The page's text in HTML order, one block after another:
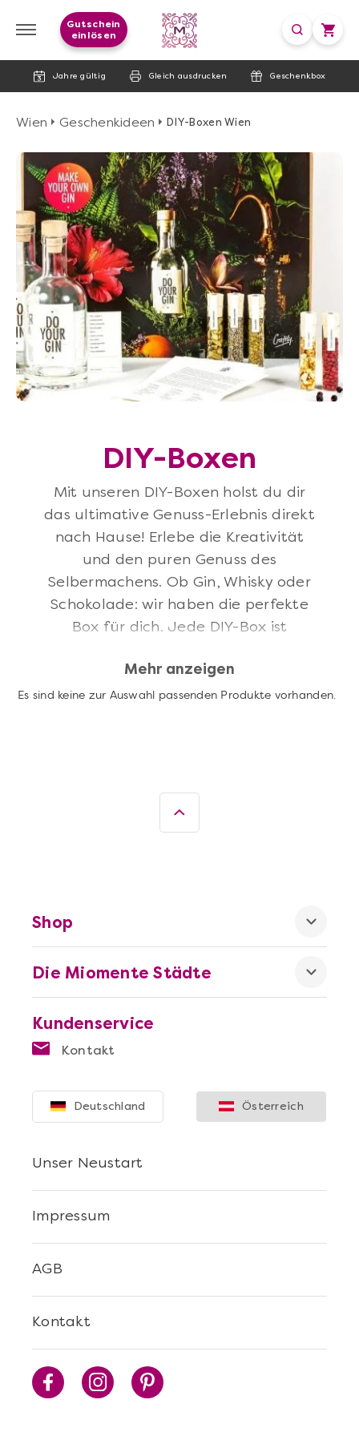
Jahre gültig Gleich ausdrucken Geschenkbox
Gutschein
einlösen
Wien Geschenkideen DIY-Boxen Wien
DIY-Boxen
Mit unseren DIY-Boxen holst du dir
das ultimative Genuss-Erlebnis direkt
nach Hause! Erlebe die Kreativität
und den puren Genuss des
Selbermachens. Ob Gin, Whisky oder
Schokolade: wir haben die perfekte
Box für dich. Jede DIY-Box ist
enthält alles, was du brauchst: von
Experten ausgewählte Zutaten,
dein selbstgemachtes Meisterwerk
auf dem Tisch steht.
Mehr anzeigen
Es sind keine zur Auswahl passenden Produkte vorhanden.
Kundenservice
Kontakt
Die Miomente Städte
Shop
Kontakt
AGB
Impressum
Unser Neustart
Deutschland Österreich